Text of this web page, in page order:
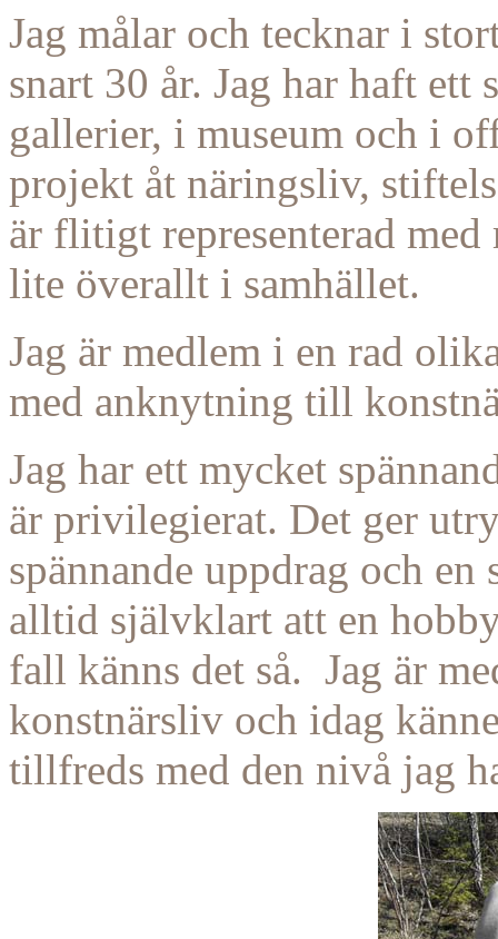
Jag målar och tecknar i
snart 30 år. Jag har haft
gallerier, i museum och i
projekt åt näringsliv,
är flitigt representerad
lite överallt i samhället.
Jag är medlem i en rad
med anknytning till
Jag har ett mycket
är privilegierat. Det ger
spännande uppdrag och
alltid självklart att en
fall känns det så. Jag är
konstnärsliv och idag
tillfreds med den nivå jag